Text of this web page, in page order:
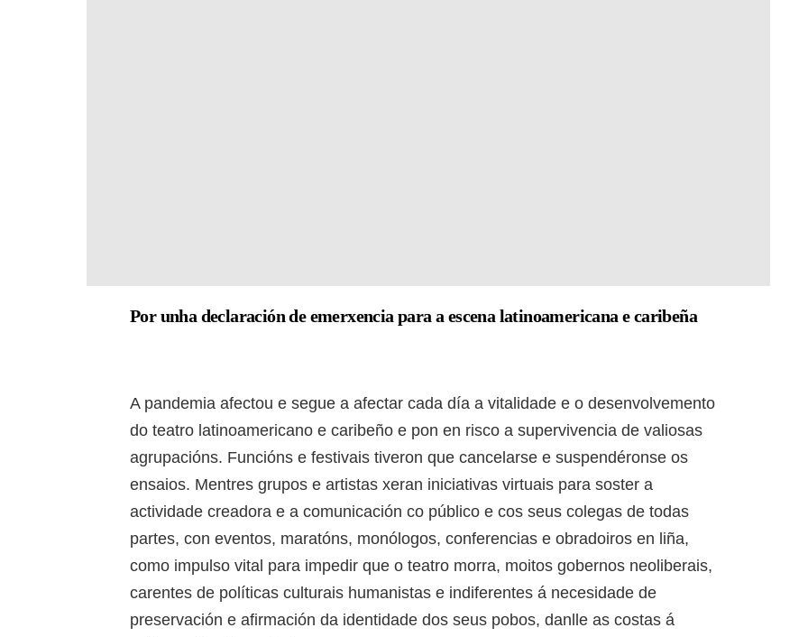
Por unha declaración de emerxencia para a escena latinoamericana e caribeña
A pandemia afectou e segue a afectar cada día a vitalidade e o desenvolvemento
do teatro latinoamericano e caribeño e pon en risco a supervivencia de valiosas
agrupacións. Funcións e festivais tiveron que cancelarse e suspendéronse os
ensaios. Mentres grupos e artistas xeran iniciativas virtuais para soster a
actividade creadora e a comunicación co público e cos seus colegas de todas
partes, con eventos, maratóns, monólogos, conferencias e obradoiros en liña,
como impulso vital para impedir que o teatro morra, moitos gobernos neoliberais,
carentes de políticas culturais humanistas e indiferentes á necesidade de
preservación e afirmación da identidade dos seus pobos, danlle as costas á